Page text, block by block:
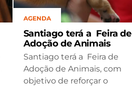
AGENDA
Santiago terá a Feira de
Adoção de Animais
Santiago terá a Feira de
Adoção de Animais, com
objetivo de reforçar o